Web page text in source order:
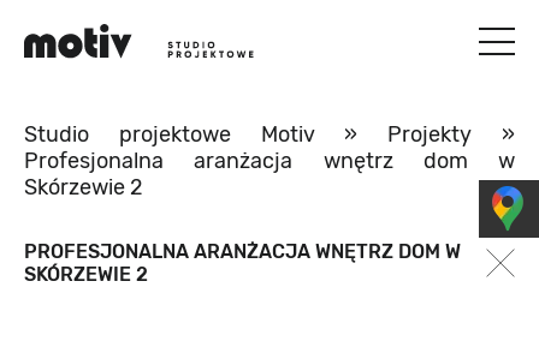
Studio projektowe Motiv» Projekty »
Profesjonalna aranżacja wnętrz dom w
Skórzewie 2
PROFESJONALNA ARANŻACJA WNĘTRZ DOM W
SKÓRZEWIE 2